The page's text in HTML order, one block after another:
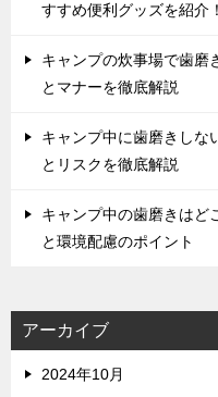
すすめ便利グッズを紹介！
キャンプの炊事場で歯磨
とマナーを徹底解説
キャンプ中に歯磨きしな
とリスクを徹底解説
キャンプ中の歯磨きはど
と環境配慮のポイント
アーカイブ
2024年10月